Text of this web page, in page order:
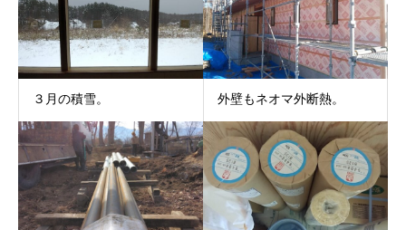
３月の積雪。 外壁もネオマ外断熱。